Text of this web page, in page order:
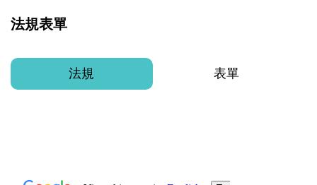
法規表單
法規 表單